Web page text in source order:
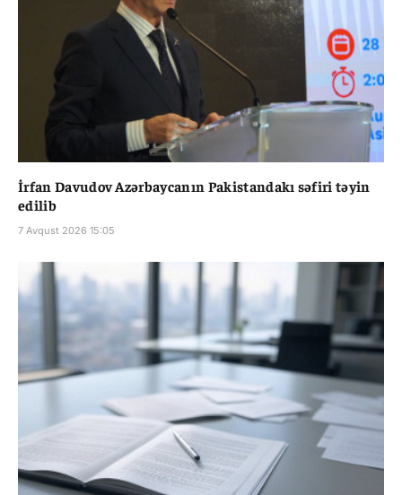
İrfan Davudov Azərbaycanın Pakistandakı səfiri təyin
edilib
7 Avqust 2026 15:05